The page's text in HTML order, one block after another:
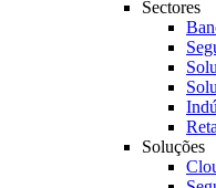
Sectores
Soluções